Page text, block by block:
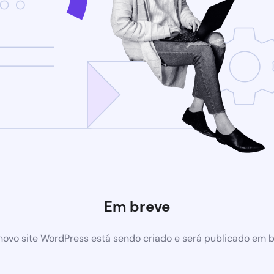
Em breve
site WordPress está sendo criado e será publicado em